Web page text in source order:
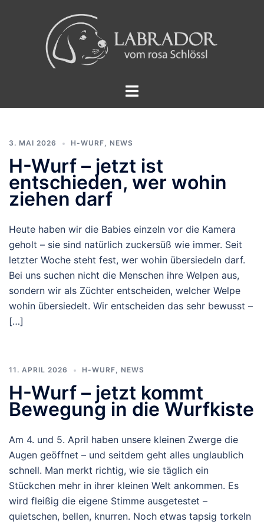
Schlössl
Menü
3. MAI 2026 H-WURF, NEWS
H-Wurf – jetzt ist
entschieden, wer wohin
ziehen darf
Heute haben wir die Babies einzeln vor die Kamera
geholt – sie sind natürlich zuckersüß wie immer. Seit
letzter Woche steht fest, wer wohin übersiedeln darf.
Bei uns suchen nicht die Menschen ihre Welpen aus,
sondern wir als Züchter entscheiden, welcher Welpe
wohin übersiedelt. Wir entscheiden das sehr bewusst –
[…]
11. APRIL 2026 H-WURF, NEWS
H-Wurf – jetzt kommt
Bewegung in die Wurfkiste
Am 4. und 5. April haben unsere kleinen Zwerge die
Augen geöffnet – und seitdem geht alles unglaublich
schnell. Man merkt richtig, wie sie täglich ein
Stückchen mehr in ihrer kleinen Welt ankommen. Es
wird fleißig die eigene Stimme ausgetestet –
quietschen, bellen, knurren. Noch etwas tapsig torkeln